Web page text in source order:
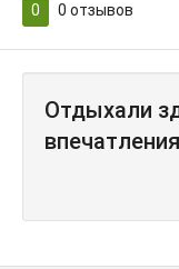
0 0 отзывов
Отдыхали